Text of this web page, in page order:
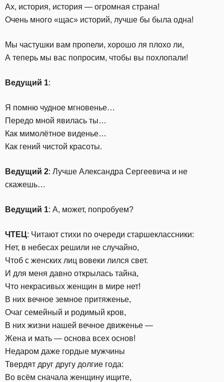
Ах, история, история — огромная страна!
Очень много «щас» историй, лучше бы была одна!
Мы частушки вам пропели, хорошо ля плохо ли,
А теперь мы вас попросим, чтобы вы похлопали!
Ведущий 1:
Я помню чудное мгновенье…
Передо мной явилась ты…
Как мимолётное виденье…
Как гений чистой красоты.
Ведущий 2: Лучше Александра Сергеевича и не
скажешь…
Ведущий 1: А, может, попробуем?
ЧТЕЦ: Читают стихи по очереди старшеклассники:
Нет, в небесах решили не случайно,
Чтоб с женских лиц вовеки лился свет.
И для меня давно открылась тайна,
Что некрасивых женщин в мире нет!
В них вечное земное притяженье,
Очаг семейный и родимый кров,
В них жизни нашей вечное движенье —
Жена и мать — основа всех основ!
Недаром даже гордые мужчины
Твердят друг другу долгие года:
Во всём сначала женщину ищите,